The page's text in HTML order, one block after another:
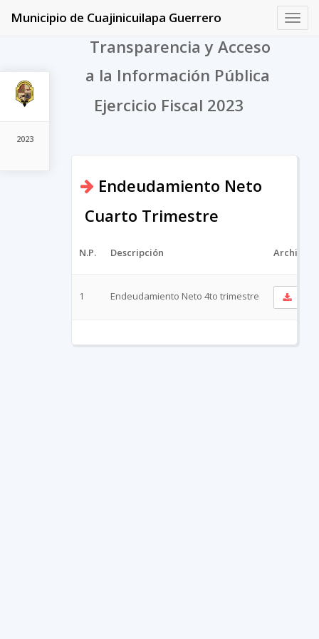
2023
Municipio de Cuajinicuilapa Guerrero
Transparencia y Acceso
a la Información Pública
Ejercicio Fiscal 2023
Endeudamiento Neto
Cuarto Trimestre
N.P. Descripción Archivo
1 Endeudamiento Neto 4to trimestre